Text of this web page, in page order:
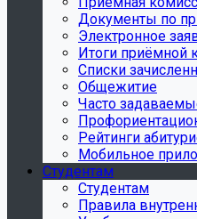
Документы по
Электронное
Итоги приёмной
Списки
Общежитие
Часто
Рейтинги
Мобильное
Студентам
Студентам
Правила